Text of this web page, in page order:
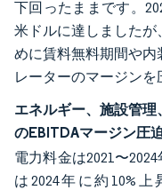
下回ったままです。
米ドルに達しました
めに賃料無料期間や
レーターのマージンを
エネルギー、施設管
のEBITDAマージン圧
電力料金は2021〜
は2024年に約10%